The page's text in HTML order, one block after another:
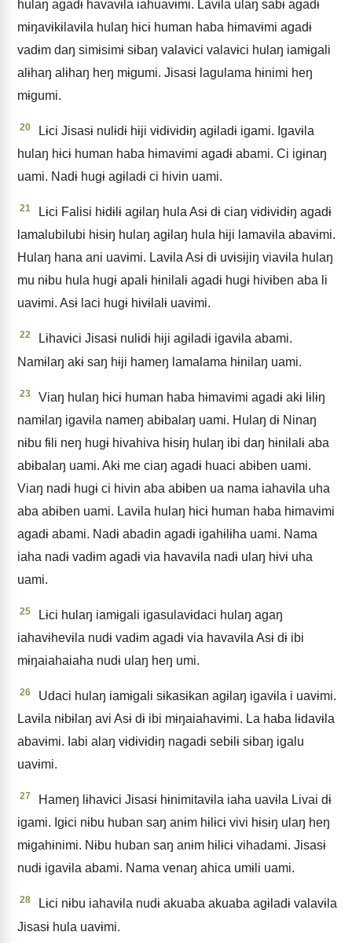
hulaŋ agadɨ havavɨla iahuavɨmi. Lavɨla ulaŋ sabɨ agadɨ
mɨŋavɨkɨlavɨla hulaŋ hɨcɨ human haba hɨmavɨmi agadɨ
vadɨm daŋ simɨsimɨ sɨbaŋ valavɨci valavɨci hulaŋ iamɨgali
alɨhaŋ alɨhaŋ heŋ mɨgumi. Jisasɨ lagulama hɨnimi heŋ
mɨgumi.
20
Lɨci Jisasɨ nulɨdɨ hɨji vɨdɨvɨdɨŋ agɨladɨ igami. Igavɨla
hulaŋ hɨcɨ human haba hɨmavɨmi agadɨ abami. Ci igɨnaŋ
uami. Nadɨ hugɨ agɨladɨ ci hivin uami.
21
Lɨci Falisi hɨdɨlɨ agɨlaŋ hula Asɨ dɨ ciaŋ vɨdɨvɨdɨŋ agadɨ
lamalubilubi hɨsɨŋ hulaŋ agɨlaŋ hula hɨji lamavɨla abavɨmi.
Hulaŋ hana ani uavɨmi. Lavɨla Asɨ dɨ uvɨsɨjiŋ viavɨla hulaŋ
mu nɨbu hula hugɨ apalɨ hɨnilalɨ agadɨ hugɨ hivɨben aba li
uavɨmi. Asɨ laci hugɨ hivɨlalɨ uavɨmi.
22
Lɨhavɨci Jisasɨ nulɨdɨ hɨji agɨladɨ igavɨla abami.
Namɨlaŋ akɨ saŋ hɨji hameŋ lamalama hɨnilaŋ uami.
23
Viaŋ hulaŋ hɨcɨ human haba hɨmavɨmi agadɨ akɨ lɨlɨŋ
namɨlaŋ igavɨla nameŋ abɨbalaŋ uami. Hulaŋ dɨ Ninaŋ
nɨbu fɨli neŋ hugɨ hivahiva hɨsɨŋ hulaŋ ibi daŋ hɨnilalɨ aba
abɨbalaŋ uami. Akɨ me ciaŋ agadɨ huaci abɨben uami.
Viaŋ nadɨ hugɨ ci hivin aba abɨben ua nama iahavɨla uha
aba abɨben uami. Lavɨla hulaŋ hɨcɨ human haba hɨmavɨmi
agadɨ abami. Nadɨ abadin agadɨ igahɨlɨha uami. Nama
iaha nadɨ vadɨm agadɨ via havavɨla nadɨ ulaŋ hɨvɨ uha
uami.
25
Lɨci hulaŋ iamɨgali igasulavɨdaci hulaŋ agaŋ
iahavɨhevɨla nudɨ vadɨm agadɨ via havavɨla Asɨ dɨ ibi
mɨŋaiahaiaha nudɨ ulaŋ heŋ umi.
26
Udaci hulaŋ iamɨgali sɨkasɨkan agɨlaŋ igavɨla i uavɨmi.
Lavɨla nɨbɨlaŋ avi Asɨ dɨ ibi mɨŋaiahavɨmi. La haba lɨdavɨla
abavɨmi. Iabi alaŋ vɨdɨvɨdɨŋ nagadɨ sebɨlɨ sɨbaŋ igalu
uavɨmi.
27
Hameŋ lɨhavɨci Jisasɨ hɨnimitavɨla iaha uavɨla Livai dɨ
igami. Igɨci nɨbu huban saŋ anɨm hɨlɨcɨ vivi hɨsɨŋ ulaŋ heŋ
mɨgahɨnimi. Nɨbu huban saŋ anɨm hɨlɨcɨ vihadami. Jisasɨ
nudɨ igavɨla abami. Nama venaŋ ahica umɨli uami.
28
Lɨci nɨbu iahavɨla nudɨ akuaba akuaba agɨladɨ valavɨla
Jisasɨ hula uavɨmi.